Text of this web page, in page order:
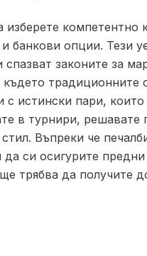
компетентно
банкови опции. Тези
законите за
традиционните
с истински пари, които
в турнири, решавате
Въпреки че
да си осигурите
трябва да получите